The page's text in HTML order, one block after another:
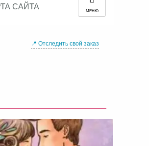
САЙТА МЕНЮ
📍 Отследить свой заказ